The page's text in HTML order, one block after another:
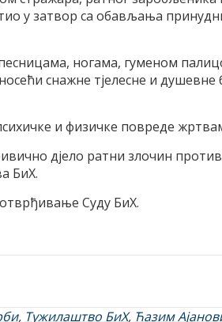
у затвор са обављања
ногама, гуменом
снажне тјелесне и душевне
и физичке повреде
дјело ратни злочин
БиХ.
Суду БиХ.
, Тужилаштво БиХ, Ћазим